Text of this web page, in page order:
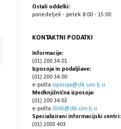
Ostali oddelki:
ponedeljek - petek 8:00 - 15:00
KONTAKTNI PODATKI
Informacije:
(01) 200 34 01
Izposoja in podaljšave:
(01) 200 34 00
e-pošta izposoja@ctk.uni-lj.si
Medknjižnična izposoja:
(01) 200 34 02
e-pošta illctk@ctk.uni-lj.si
Specializirani informacijski centri:
(01) 2003 403